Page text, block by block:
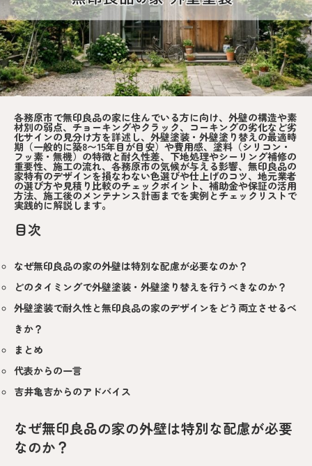
各務原市で無印良品の家に住んでいる方に向け、外壁の構造や素
材別の弱点、チョーキングやクラック、コーキングの劣化など劣
化サインの見分け方を詳述し、外壁塗装・外壁塗り替えの最適時
期（一般的に築8〜15年目が目安）や費用感、塗料（シリコン・
フッ素・無機）の特徴と耐久性差、下地処理やシーリング補修の
重要性、施工の流れ、各務原市の気候が与える影響、無印良品の
家特有のデザインを損なわない色選びや仕上げのコツ、地元業者
の選び方や見積り比較のチェックポイント、補助金や保証の活用
方法、施工後のメンテナンス計画までを実例とチェックリストで
実践的に解説します。
目次
なぜ無印良品の家の外壁は特別な配慮が必要なのか？
どのタイミングで外壁塗装・外壁塗り替えを行うべきなのか？
外壁塗装で耐久性と無印良品の家のデザインをどう両立させるべ
きか？
まとめ
代表からの一言
吉井亀吉からのアドバイス
なぜ無印良品の家の外壁は特別な配慮が必要
なのか？